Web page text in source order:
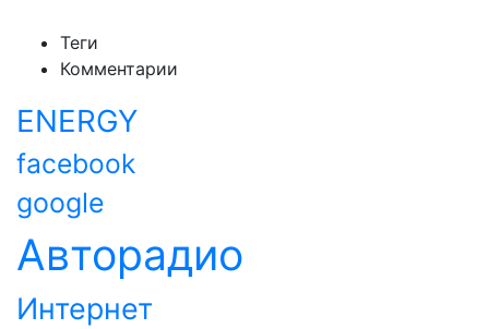
Теги
Комментарии
ENERGY
facebook
google
Авторадио
Интернет